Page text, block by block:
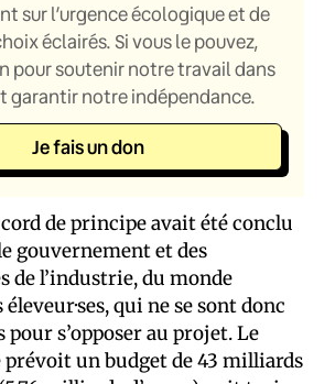
sur l’urgence écologique et de
éclairés. Si vous le pouvez,
pour soutenir notre travail dans
garantir notre indépendance.
Je fais un don
de principe avait été conclu
gouvernement et des
de l’industrie, du monde
qui ne se sont donc
pour s’opposer au projet. Le
un budget de 43 milliards